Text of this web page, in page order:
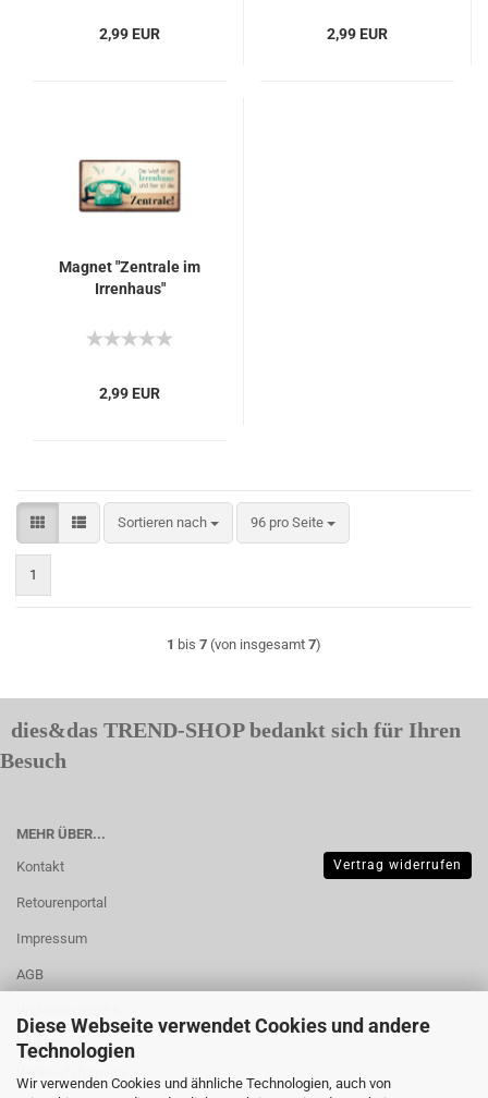
Diese Webseite verwendet Cookies und andere
Technologien
Wir verwenden Cookies und ähnliche Technologien, auch von
2,99 EUR 2,99 EUR
Magnet "Zentrale im
Irrenhaus"
2,99 EUR
Sortieren nach
Sortieren nach 96 pro Seite
pro Seite
1
1 bis 7 (von insgesamt 7)
dies&das TREND-SHOP bedankt sich für Ihren
Besuch
MEHR ÜBER...
Kontakt
Retourenportal
Impressum
AGB
Muster-
Widerrufsformular
Vertrag widerrufen